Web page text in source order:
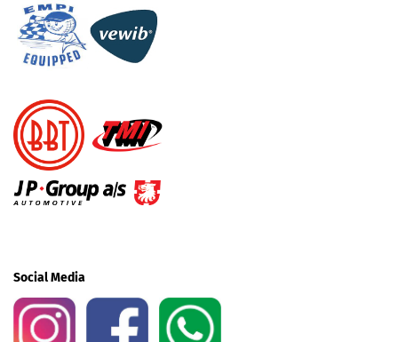
Social Media